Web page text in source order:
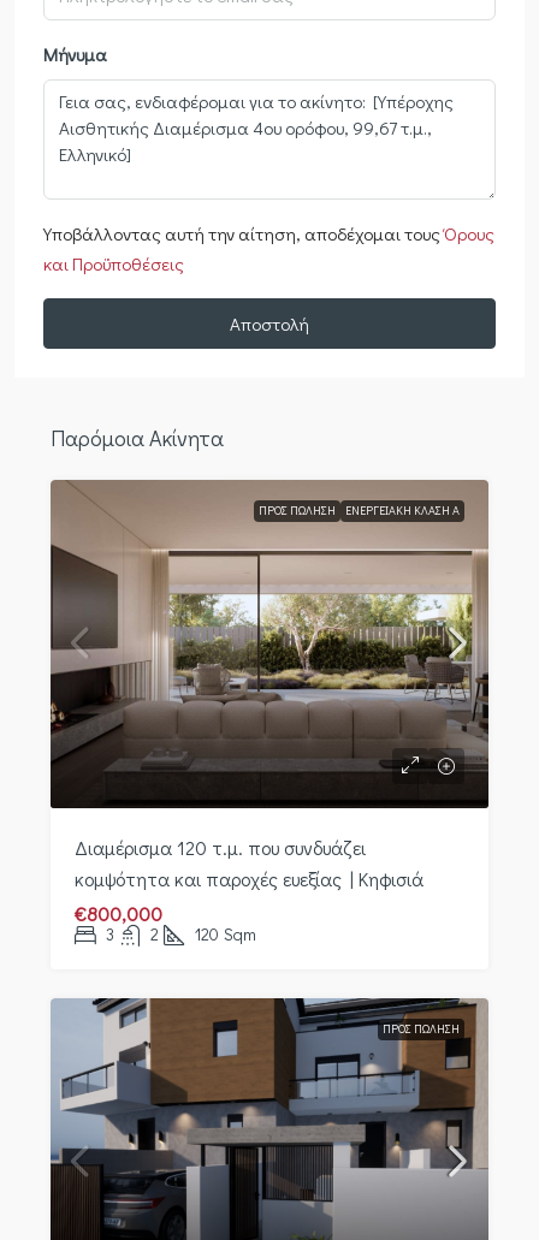
Μήνυμα
Υποβάλλοντας αυτή την αίτηση, αποδέχομαι τουςΌρους
και Προϋποθέσεις
Αποστολή
Παρόμοια Ακίνητα
ΠΡΟΣ ΠΏΛΗΣΗ ΕΝΕΡΓΕΙΑΚΉ ΚΛΆΣΗ Α
Διαμέρισμα 120 τ.μ. που συνδυάζει
κομψότητα και παροχές ευεξίας | Κηφισιά
€800,000
3 2 120 Sqm
ΠΡΟΣ ΠΏΛΗΣΗ